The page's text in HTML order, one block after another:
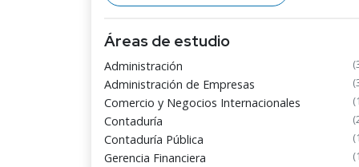
Áreas de estudio
Administración
Administración de Empresas
Comercio y Negocios Internacionales
Contaduría
Contaduría Pública
Gerencia Financiera